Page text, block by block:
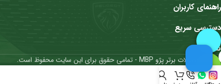
راهنمای کاربران
دسترسی سریع
نمادها
محصولات برتر پژو MBP - تمامی حقوق برای این سایت محفوظ است.